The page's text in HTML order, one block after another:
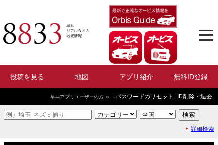
投稿を見る 地図 アプリ紹介 無料ID登録
早耳アプリユーザーの方 ≫ パスワードのリセット ID削除・退会
詳細検索